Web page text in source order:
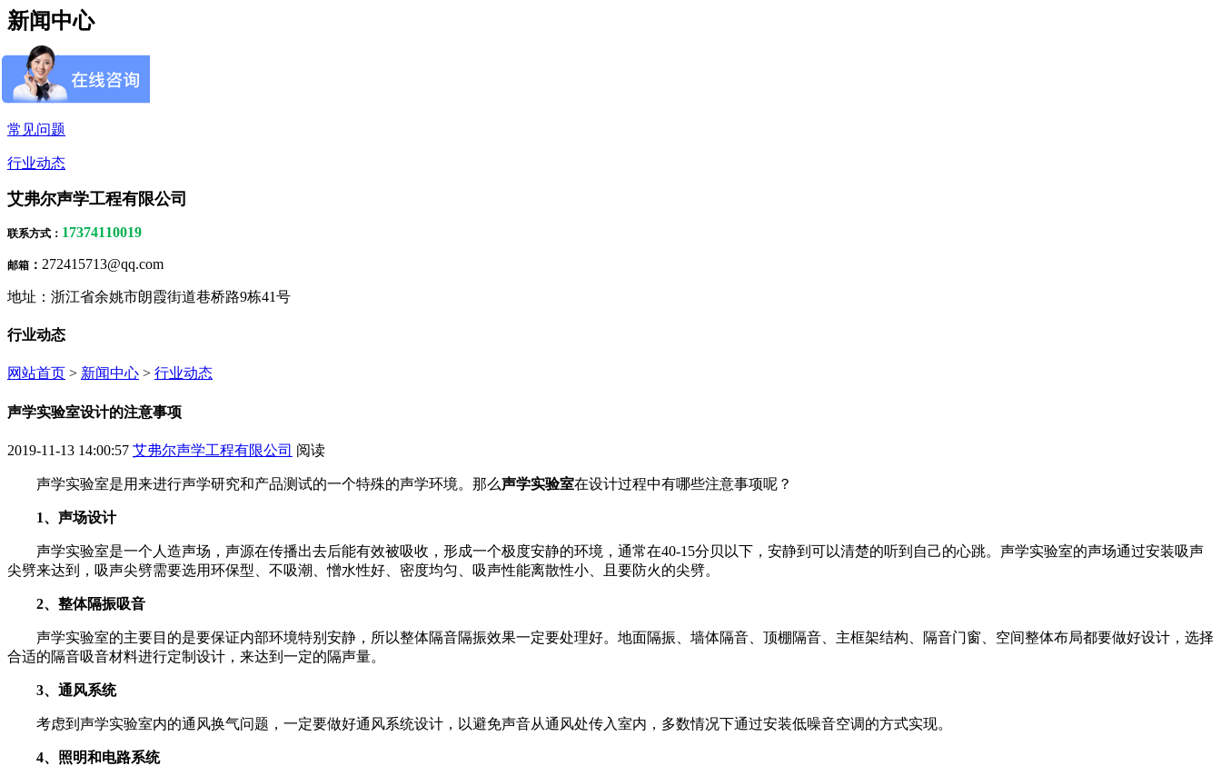
新闻中心
公司动态
技术支持
常见问题
行业动态
艾弗尔声学工程有限公司
联系方式 ： 17374110019
邮箱 ： 272415713@qq.com
地址：浙江省余姚市朗霞街道巷桥路9栋41号
行业动态
网站首页 > 新闻中心 > 行业动态
声学实验室设计的注意事项
2019-11-13 14:00:57 艾弗尔声学工程有限公司 阅读
声学实验室是用来进行声学研究和产品测试的一个特殊的声学环境。那么声学实验室在设计过程中有哪些注意事项呢？
1、声场设计
声学实验室是一个人造声场，声源在传播出去后能有效被吸收，形成一个极度安静的环境，通常在40-15分贝以下，安静到可以清楚的听到自己的心跳。声学实验室的声场通过安装吸声
尖劈来达到，吸声尖劈需要选用环保型、不吸潮、憎水性好、密度均匀、吸声性能离散性小、且要防火的尖劈。
2、整体隔振吸音
声学实验室的主要目的是要保证内部环境特别安静，所以整体隔音隔振效果一定要处理好。地面隔振、墙体隔音、顶棚隔音、主框架结构、隔音门窗、空间整体布局都要做好设计，选择
合适的隔音吸音材料进行定制设计，来达到一定的隔声量。
3、通风系统
考虑到声学实验室内的通风换气问题，一定要做好通风系统设计，以避免声音从通风处传入室内，多数情况下通过安装低噪音空调的方式实现。
4、照明和电路系统